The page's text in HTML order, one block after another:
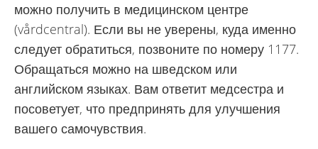
можно получить в медицинском центре
(vårdcentral). Если вы не уверены, куда именно
следует обратиться, позвоните по номеру 1177.
Обращаться можно на шведском или
английском языках. Вам ответит медсестра и
посоветует, что предпринять для улучшения
вашего самочувствия.